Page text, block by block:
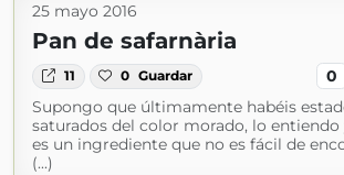
25 mayo 2016
Pan de safarnària
11 0 Guardar 0
Supongo que últimamente habéis
saturados del color morado, lo
es un ingrediente que no es fácil de
(...)